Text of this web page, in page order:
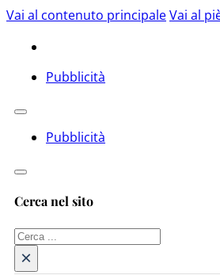
Vai al contenuto principaleVai al
Pubblicità
Pubblicità
Cerca nel sito
Cerca
×